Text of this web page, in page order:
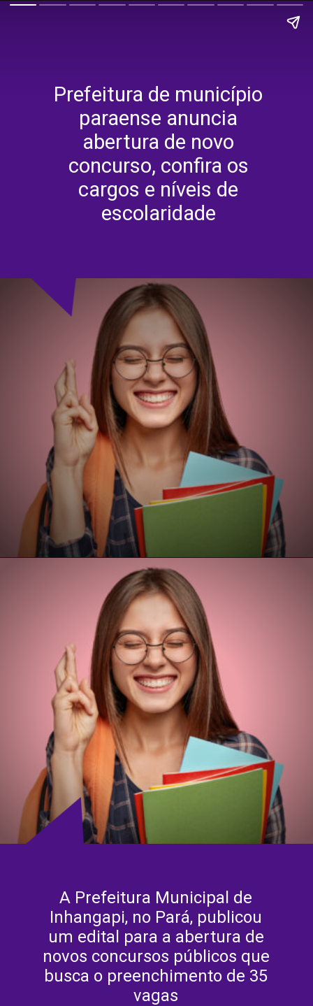
Prefeitura de município
paraense anuncia
abertura de novo
concurso, confira os
cargos e níveis de
escolaridade
A Prefeitura Municipal de
Inhangapi, no Pará, publicou
um edital para a abertura de
novos concursos públicos que
busca o preenchimento de 35
vagas